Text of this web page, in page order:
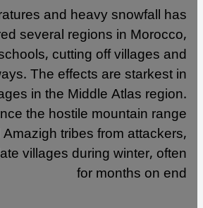
and heavy snowfall has
several regions in Morocco,
cutting off villages and
The effects are starkest in
in the Middle Atlas region.
the hostile mountain range
tribes from attackers,
villages during winter, often
for months on end